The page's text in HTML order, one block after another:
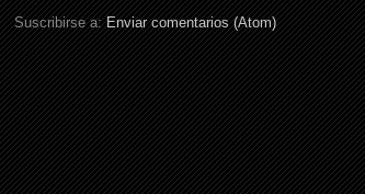
Suscribirse a:Enviar comentarios (Atom)